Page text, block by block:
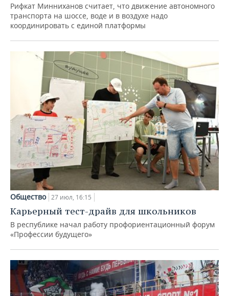
Рифкат Минниханов считает, что движение автономного
транспорта на шоссе, воде и в воздухе надо
координировать с единой платформы
Общество 27 июл, 16:15
Карьерный тест-драйв для школьников
В республике начал работу профориентационный форум
«Профессии будущего»